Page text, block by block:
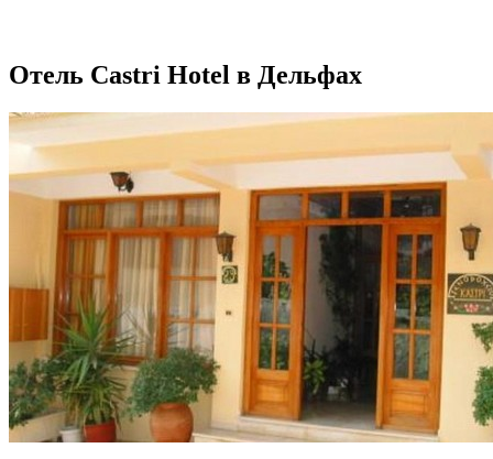
Отель Castri Hotel в Дельфах